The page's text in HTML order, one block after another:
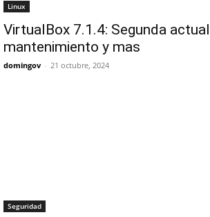
Linux
VirtualBox 7.1.4: Segunda
mantenimiento y mas
domingov - 21 octubre, 2024
Seguridad